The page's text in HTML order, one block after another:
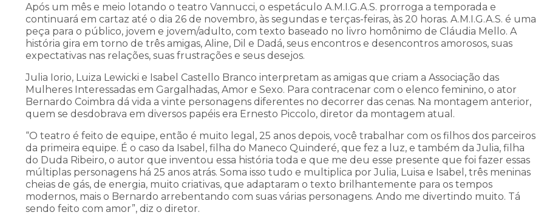
Após um mês e meio lotando o teatro Vannucci, o espetáculo A.M.I.G.A.S. prorroga a temporada e
continuará em cartaz até o dia 26 de novembro, às segundas e terças-feiras, às 20 horas. A.M.I.G.A.S. é uma
peça para o público, jovem e jovem/adulto, com texto baseado no livro homônimo de Cláudia Mello. A
história gira em torno de três amigas, Aline, Dil e Dadá, seus encontros e desencontros amorosos, suas
expectativas nas relações, suas frustrações e seus desejos.
Julia Iorio, Luiza Lewicki e Isabel Castello Branco interpretam as amigas que criam a Associação das
Mulheres Interessadas em Gargalhadas, Amor e Sexo. Para contracenar com o elenco feminino, o ator
Bernardo Coimbra dá vida a vinte personagens diferentes no decorrer das cenas. Na montagem anterior,
quem se desdobrava em diversos papéis era Ernesto Piccolo, diretor da montagem atual.
“O teatro é feito de equipe, então é muito legal, 25 anos depois, você trabalhar com os filhos dos parceiros
da primeira equipe. É o caso da Isabel, filha do Maneco Quinderé, que fez a luz, e também da Julia, filha
do Duda Ribeiro, o autor que inventou essa história toda e que me deu esse presente que foi fazer essas
múltiplas personagens há 25 anos atrás. Soma isso tudo e multiplica por Julia, Luisa e Isabel, três meninas
cheias de gás, de energia, muito criativas, que adaptaram o texto brilhantemente para os tempos
modernos, mais o Bernardo arrebentando com suas várias personagens. Ando me divertindo muito. Tá
sendo feito com amor”, diz o diretor.